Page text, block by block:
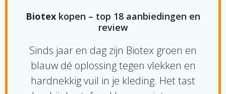
Biotex kopen – top 18 aanbiedingen en
review
Sinds jaar en dag zijn Biotex groen en
blauw dé oplossing tegen vlekken en
hardnekkig vuil in je kleding. Het tast